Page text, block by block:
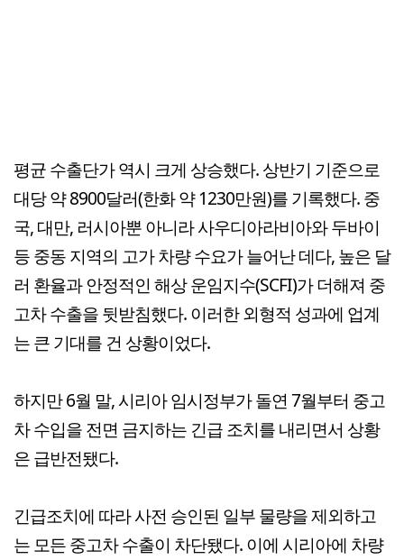
평균 수출단가 역시 크게 상승했다. 상반기 기준으로
대당 약 8900달러(한화 약 1230만원)를 기록했다. 중
국, 대만, 러시아뿐 아니라 사우디아라비아와 두바이
등 중동 지역의 고가 차량 수요가 늘어난 데다, 높은 달
러 환율과 안정적인 해상 운임지수(SCFI)가 더해져 중
고차 수출을 뒷받침했다. 이러한 외형적 성과에 업계
는 큰 기대를 건 상황이었다.
하지만 6월 말, 시리아 임시정부가 돌연 7월부터 중고
차 수입을 전면 금지하는 긴급 조치를 내리면서 상황
은 급반전됐다.
긴급조치에 따라 사전 승인된 일부 물량을 제외하고
는 모든 중고차 수출이 차단됐다. 이에 시리아에 차량